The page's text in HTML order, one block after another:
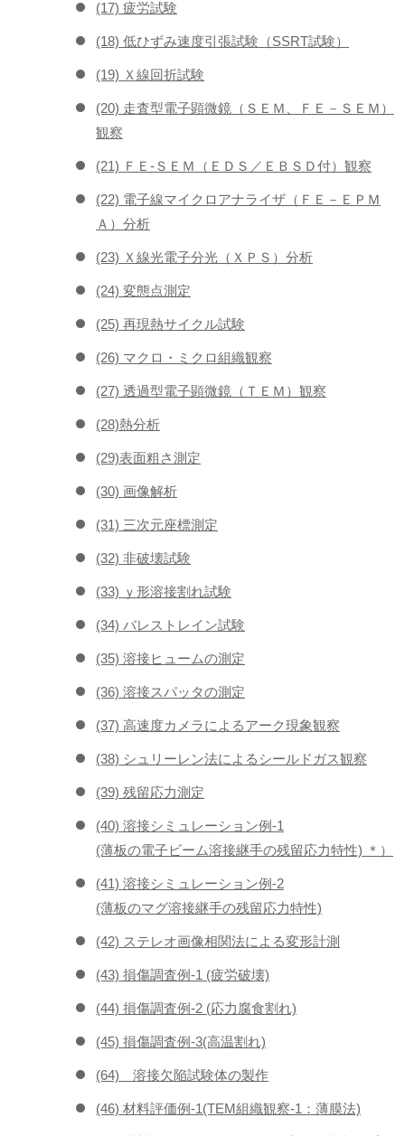
(17) 疲労試験
(18) 低ひずみ速度引張試験（SSRT試験）
(19) Ｘ線回折試験
(20) 走査型電子顕微鏡（ＳＥＭ、ＦＥ－ＳＥＭ）
観察
(21) ＦＥ-ＳＥＭ（ＥＤＳ／ＥＢＳＤ付）観察
(22) 電子線マイクロアナライザ（ＦＥ－ＥＰＭ
Ａ）分析
(23) Ｘ線光電子分光（ＸＰＳ）分析
(24) 変態点測定
(25) 再現熱サイクル試験
(26) マクロ・ミクロ組織観察
(27) 透過型電子顕微鏡（ＴＥＭ）観察
(28)熱分析
(29)表面粗さ測定
(30) 画像解析
(31) 三次元座標測定
(32) 非破壊試験
(33) ｙ形溶接割れ試験
(34) バレストレイン試験
(35) 溶接ヒュームの測定
(36) 溶接スパッタの測定
(37) 高速度カメラによるアーク現象観察
(38) シュリーレン法によるシールドガス観察
(39) 残留応力測定
(40) 溶接シミュレーション例-1
(薄板の電子ビーム溶接継手の残留応力特性) ＊）
(41) 溶接シミュレーション例-2
(薄板のマグ溶接継手の残留応力特性)
(42) ステレオ画像相関法による変形計測
(43) 損傷調査例-1 (疲労破壊)
(44) 損傷調査例-2 (応力腐食割れ)
(45) 損傷調査例-3(高温割れ)
(64) 溶接欠陥試験体の製作
(46) 材料評価例-1(TEM組織観察-1：薄膜法)